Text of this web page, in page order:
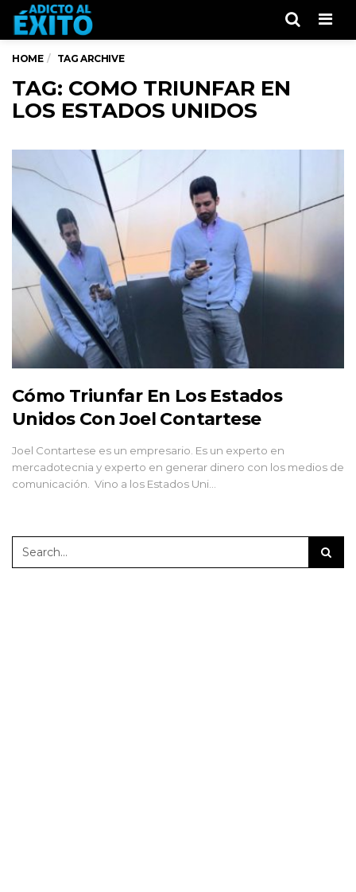
HOME TAG ARCHIVE
TAG: COMO TRIUNFAR EN
LOS ESTADOS UNIDOS
Cómo Triunfar En Los Estados
Unidos Con Joel Contartese
Joel Contartese es un empresario. Es un experto en
mercadotecnia y experto en generar dinero con los medios de
comunicación. Vino a los Estados Uni…